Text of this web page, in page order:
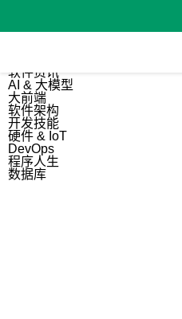
软件资讯
AI & 大模型
大前端
软件架构
开发技能
硬件 & IoT
DevOps
程序人生
数据库